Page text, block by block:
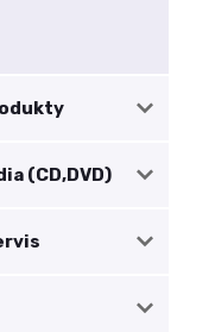
(CD,DVD)